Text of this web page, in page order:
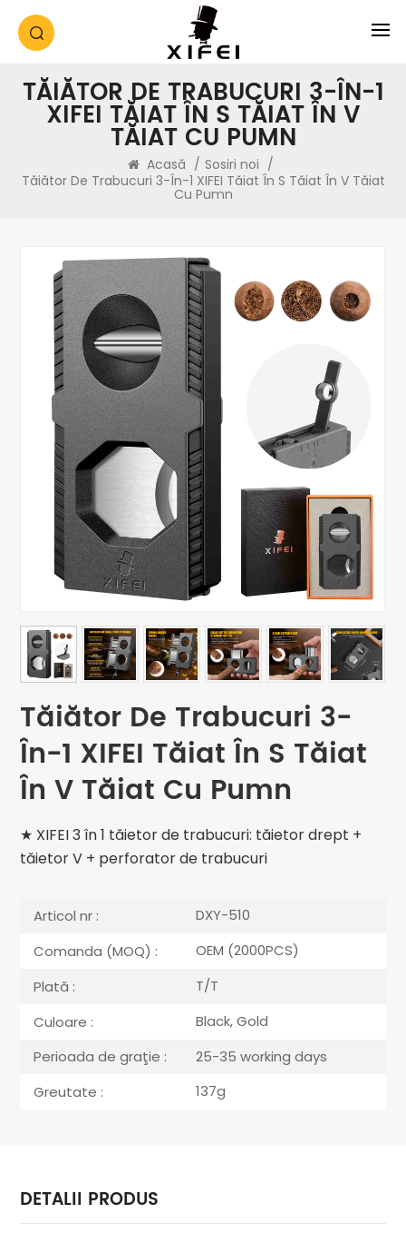
TĂIĂTOR DE TRABUCURI 3-ÎN-1
XIFEI TĂIAT ÎN S TĂIAT ÎN V
TĂIAT CU PUMN
Acasă / Sosiri noi /
Tăiător De Trabucuri 3-În-1 XIFEI Tăiat În S Tăiat În V Tăiat
Cu Pumn
Tăiător De Trabucuri 3-
În-1 XIFEI Tăiat În S Tăiat
În V Tăiat Cu Pumn
★ XIFEI 3 în 1 tăietor de trabucuri: tăietor drept +
tăietor V + perforator de trabucuri
Articol nr :
DXY-510
Comanda (MOQ) :
OEM (2000PCS)
Plată :
T/T
Culoare :
Black, Gold
Perioada de graţie :
25-35 working days
Greutate :
137g
DETALII PRODUS